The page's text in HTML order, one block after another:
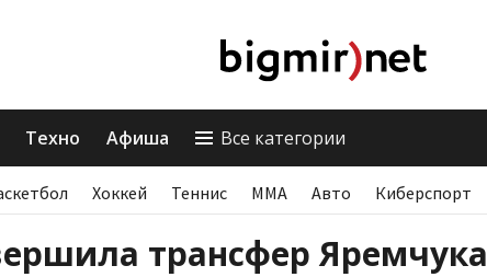
Техно Афиша Все категории
Хоккей Теннис ММА Авто Киберспорт
трансфер Яремчука